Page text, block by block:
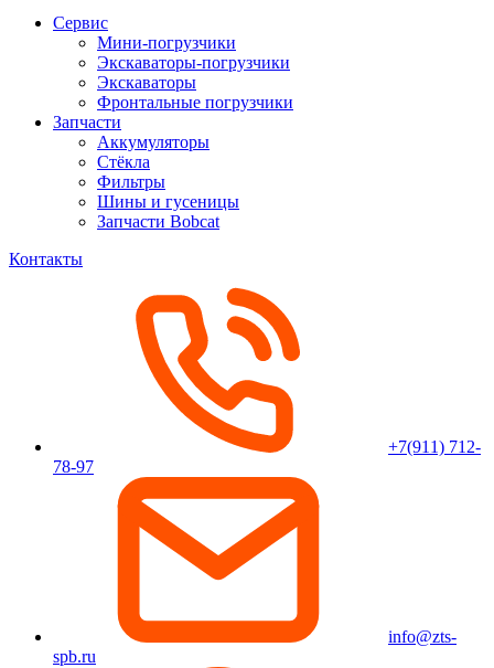
Сервис
Мини-погрузчики
Экскаваторы-погрузчики
Экскаваторы
Фронтальные погрузчики
Запчасти
Аккумуляторы
Стёкла
Фильтры
Шины и гусеницы
Запчасти Bobcat
Контакты
+7(911) 712-
78-97
info@zts-
spb.ru